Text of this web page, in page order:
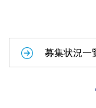
募集状況一